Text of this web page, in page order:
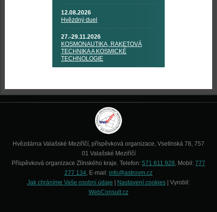
12.08.2026
Hvězdný duel
27.-29.11.2026
KOSMONAUTIKA, RAKETOVÁ
TECHNIKA A KOSMICKÉ
TECHNOLOGIE
Hvězdárna Valašské Meziříčí, příspěvková organizace, Vsetínská 78, 757
01 Valašské Meziříčí
Příspěvková organizace Zlínského kraje. Telefon: 571 611 928, Mobil: 777
277 134, E-mail: info@astrovm.cz
Jak chráníme Vaše osobní údaje
Nastavení cookies | Vyrobil:
WebConsult.cz